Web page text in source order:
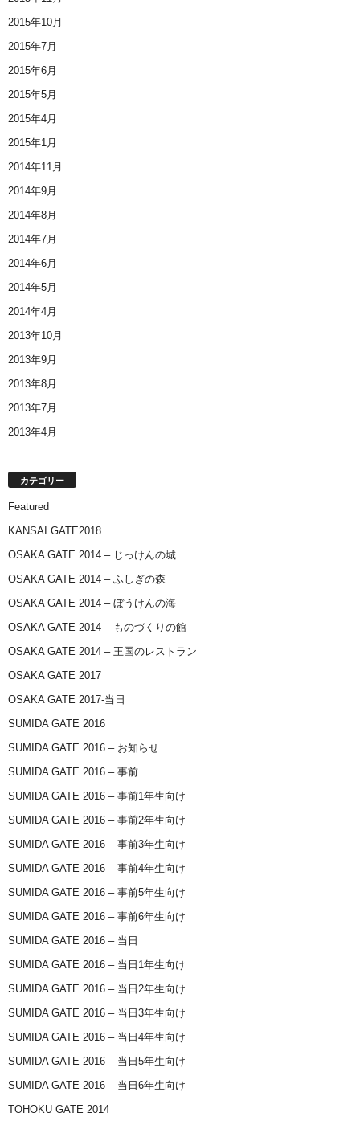
2015年10月
2015年7月
2015年6月
2015年5月
2015年4月
2015年1月
2014年11月
2014年9月
2014年8月
2014年7月
2014年6月
2014年5月
2014年4月
2013年10月
2013年9月
2013年8月
2013年7月
2013年4月
カテゴリー
Featured
KANSAI GATE2018
OSAKA GATE 2014 – じっけんの城
OSAKA GATE 2014 – ふしぎの森
OSAKA GATE 2014 – ぼうけんの海
OSAKA GATE 2014 – ものづくりの館
OSAKA GATE 2014 – 王国のレストラン
OSAKA GATE 2017
OSAKA GATE 2017-当日
SUMIDA GATE 2016
SUMIDA GATE 2016 – お知らせ
SUMIDA GATE 2016 – 事前
SUMIDA GATE 2016 – 事前1年生向け
SUMIDA GATE 2016 – 事前2年生向け
SUMIDA GATE 2016 – 事前3年生向け
SUMIDA GATE 2016 – 事前4年生向け
SUMIDA GATE 2016 – 事前5年生向け
SUMIDA GATE 2016 – 事前6年生向け
SUMIDA GATE 2016 – 当日
SUMIDA GATE 2016 – 当日1年生向け
SUMIDA GATE 2016 – 当日2年生向け
SUMIDA GATE 2016 – 当日3年生向け
SUMIDA GATE 2016 – 当日4年生向け
SUMIDA GATE 2016 – 当日5年生向け
SUMIDA GATE 2016 – 当日6年生向け
TOHOKU GATE 2014